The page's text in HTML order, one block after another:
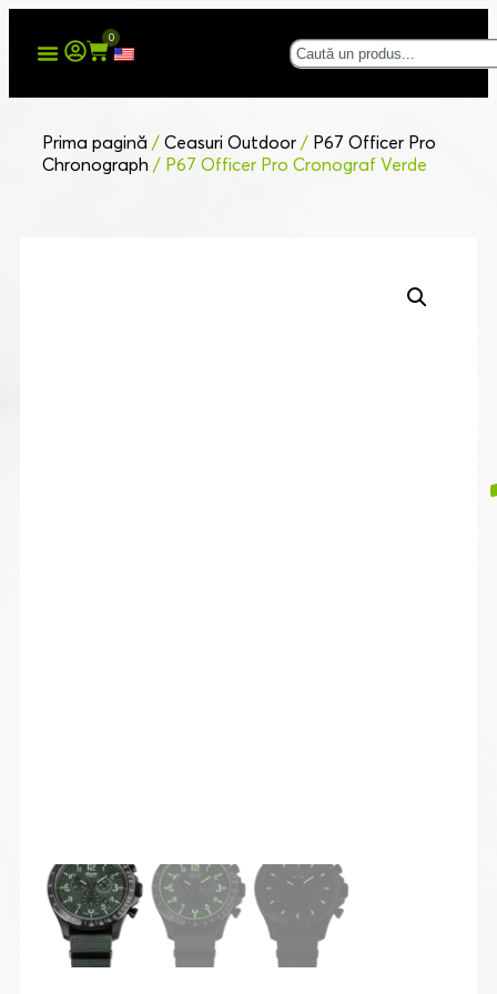
0
Prima pagină / Ceasuri Outdoor / P67 Officer Pro
Chronograph / P67 Officer Pro Cronograf Verde